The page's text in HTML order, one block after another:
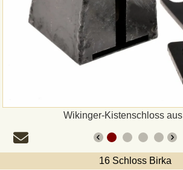
Wikinger-Kistenschloss
16 Schloss Birka
PayPal
Versandarten und Retouren
UPS